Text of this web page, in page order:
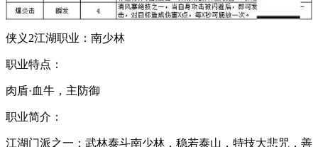
侠义2江湖职业：南少林
职业特点：
肉盾·血牛，主防御
职业简介：
江湖门派之一：武林泰斗南少林，稳若泰山，特技大悲咒，善